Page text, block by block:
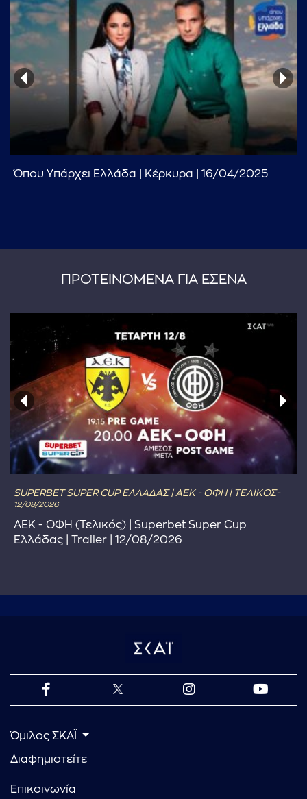
...πληκτρολογήστε κείμενο προς αναζήτηση
Όπου Υπάρχει Ελλάδα | Κέρκυρα | 16/04/2025
ΠΡΟΤΕΙΝΟΜΕΝΑ ΓΙΑ ΕΣΕΝΑ
SUPERBET SUPER CUP ΕΛΛΑΔΑΣ | ΑΕΚ - ΟΦΗ | ΤΕΛΙΚΟΣ-
12/08/2026
ΑΕΚ - ΟΦΗ (Τελικός) | Superbet Super Cup
Ελλάδας | Trailer | 12/08/2026
Όμιλος ΣΚΑΪ
Διαφημιστείτε
Επικοινωνία